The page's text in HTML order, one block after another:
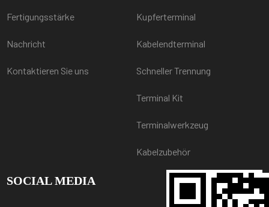
Fertigungsstärke
Nachricht
Kontaktieren Sie uns
Kupferterminal
Kabelendterminal
Schneller Trennung
Terminal Kit
Terminalwerkzeug
Kabelzubehör
SOCIAL MEDIA